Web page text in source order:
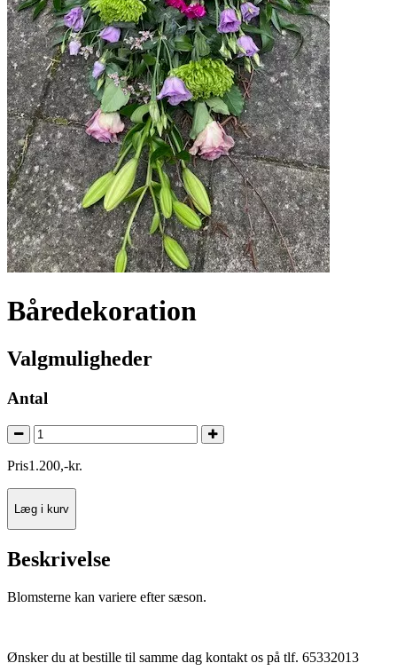
Båredekoration
Valgmuligheder
Antal
Pris1.200,-kr.
Læg i kurv
Beskrivelse
Blomsterne kan variere efter sæson.
Ønsker du at bestille til samme dag kontakt os på tlf. 65332013